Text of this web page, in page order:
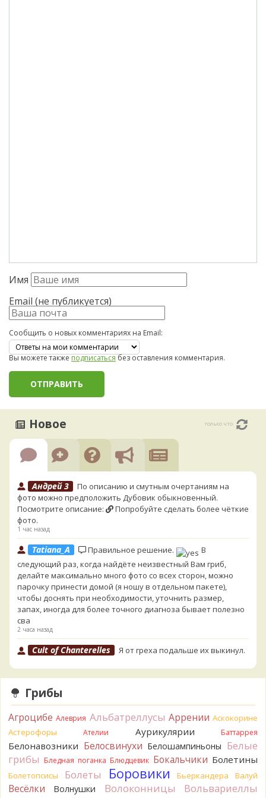
Имя
Email (не публикуется)
Сообщить о новых комментариях на Email:
Вы можете такжеподписатьсябез оставления комментария.
Новое только что
Андрей 3
По описанию и смутным очертаниям на
фото можно предположить Дубовик обыкновенный.
Посмотрите описание:
Попробуйте сделать более чёткие
фото.
1 час назад
Tatiana_A Правильное решение.
В
следующий раз, когда найдёте неизвестный Вам гриб,
делайте максимально много фото со всех сторон, можно
парочку принести домой (я ношу в отдельном пакете),
чтобы доснять при необходимости, уточнить размер,
запах, иногда для более точного диагноза бывает полезно
сва
2 часа назад
Cult of Chanterelles
Я от греха подальше их выкинул.
Tatiana_A
Говорушек в этой цветовой гамме - хоть
пруд пруди, и далеко не все описаны на этом сайте. И
большинство из них как минимум несъедобны. Ворончатая
должна слабо пахнуть миндалём. Из похожих есть, скажем,
Желобчатая и Бледноокрашенная. Росли не не древесине,
так? Из земли или из подстилки
Мария Хорошо. При срезании синеет.
Грибы
Агроцибе Алеврия Альбатреллусы Аррении Аскокорине
Астерофоры
Ателии Аурикулярии Баттаррея
Белонавозники Белосвинухи Белошампиньоны Белые
грибы Бледная поганка Блюдцевик Бокальчики Болетины
Болетопсисы Болеты Боровики Бьеркандера Валуй
Весёлки Волнушки Волоконницы Вольвариеллы